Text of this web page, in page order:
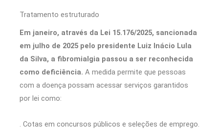
Tratamento estruturado
Em janeiro, através da Lei 15.176/2025, sancionada
em julho de 2025 pelo presidente Luiz Inácio Lula
da Silva, a fibromialgia passou a ser reconhecida
como deficiência. A medida permite que pessoas
com a doença possam acessar serviços garantidos
por lei como:
. Cotas em concursos públicos e seleções de emprego.